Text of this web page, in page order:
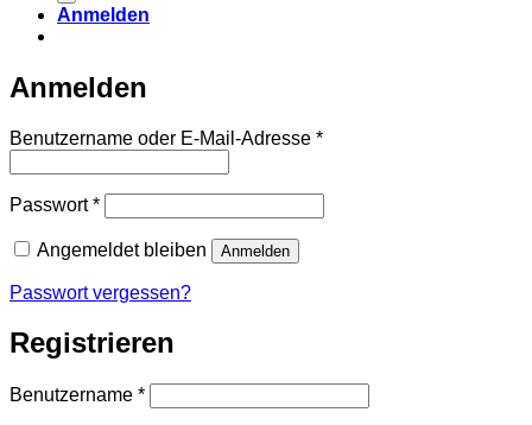
Anmelden
Anmelden
Benutzername oder E-Mail-Adresse *Erforderlich
Passwort*Erforderlich
Angemeldet bleiben Anmelden
Passwort vergessen?
Registrieren
Benutzername *Erforderlich